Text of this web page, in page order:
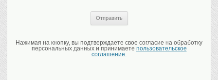
Нажимая на кнопку, вы подтверждаете свое согласие на обработку
персональных данных и принимаете пользовательское
соглашение.